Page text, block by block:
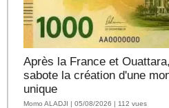
Après la France et
sabote la création d'une
unique
Momo ALADJI | 05/08/2026 | 112 vues